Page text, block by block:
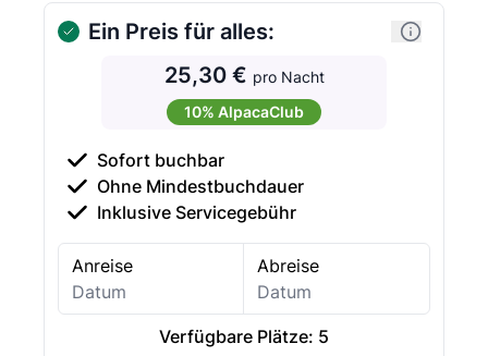
Ein Preis für alles:
25,30 € pro Nacht
10% AlpacaClub
Sofort buchbar
Ohne Mindestbuchdauer
Inklusive Servicegebühr
Anreise Abreise
Verfügbare Plätze: 5